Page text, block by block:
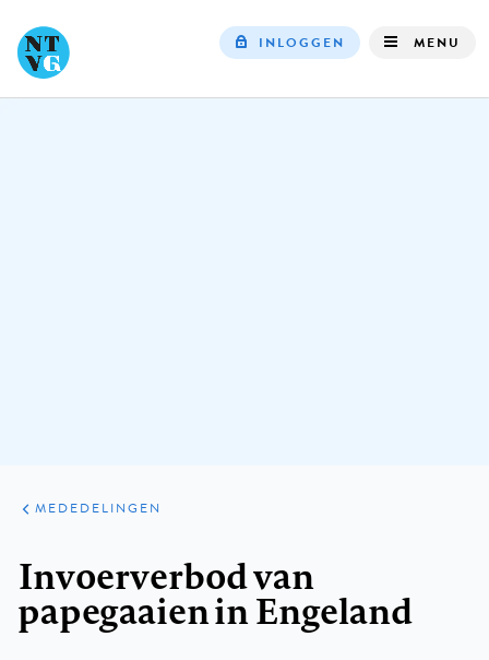
INLOGGEN MENU
ARTIKELEN
VARIA
MEDEDELINGEN
Invoerverbod van
papegaaien in Engeland